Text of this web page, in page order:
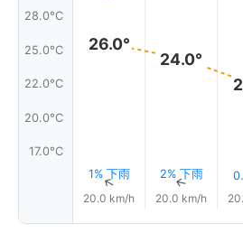
28.0°C
25.0°C
22.0°C
20.0°C
17.0°C
26.0°
1% 下雨
↑
20.0 km/h
24.0°
2% 下雨
↑
20.0 km/h